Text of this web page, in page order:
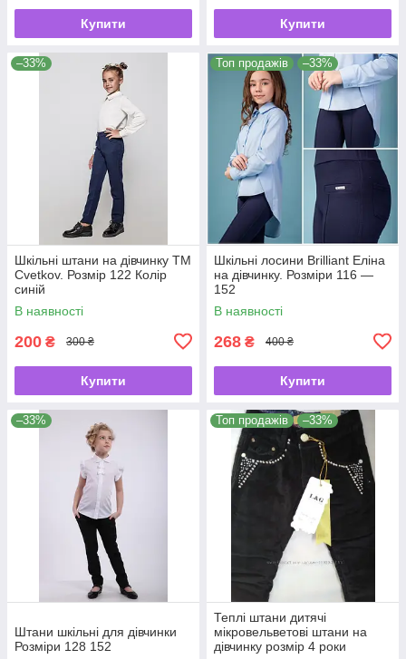
Купити Купити
–33%
Шкільні штани на дівчинку ТМ
Cvetkov. Розмір 122 Колір
синій
В наявності
200 ₴ 300 ₴
Купити
Топ продажів –33%
Шкільні лосини Brilliant Еліна
на дівчинку. Розміри 116 —
152
В наявності
268 ₴ 400 ₴
Купити
–33%
Штани шкільні для дівчинки
Розміри 128 152
Топ продажів –33%
Теплі штани дитячі
мікровельветові штани на
дівчинку розмір 4 роки